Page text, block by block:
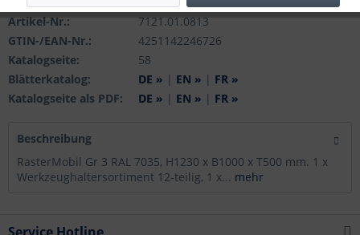
Artikel-Nr.:
7121.01.0813
GTIN-/EAN-Nr.:
4251142246726
Katalogseite:
58
Blätterkatalog:
DE » | EN » | FR »
Katalogseite als PDF:
DE » | EN » | FR »
Beschreibung
RasterMobil Gr 3 RAL 7035, H1230 x B1000 x T500 mm. 1 x
Werkzeughaltersortiment 12-teilig, 1 x... mehr